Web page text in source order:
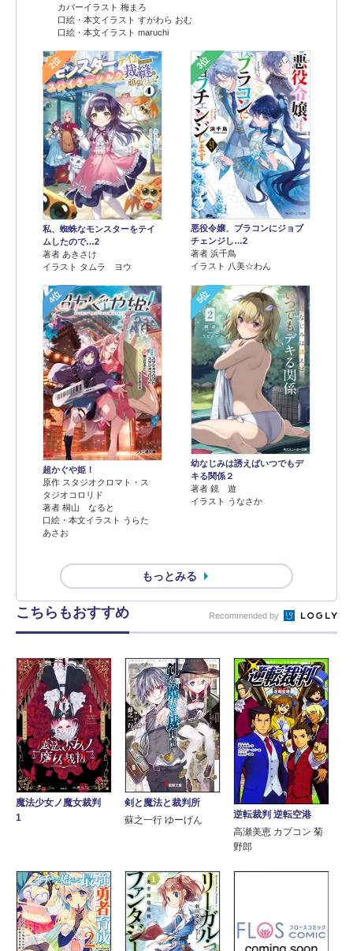
カバーイラスト 梅まろ
口絵・本文イラスト すがわら おむ
口絵・本文イラスト maruchi
2位
私、蜘蛛なモンスターをテイ
ムしたので…2
著者 あきさけ
イラスト タムラ ヨウ
3位
悪役令嬢、ブラコンにジョブ
チェンジし…2
著者 浜千鳥
イラスト 八美☆わん
4位
超かぐや姫！
原作 スタジオクロマト・ス
タジオコロリド
著者 桐山 なると
口絵・本文イラスト うらた
あさお
5位
幼なじみは誘えばいつでもデ
キる関係２
著者 鏡 遊
イラスト うなさか
もっとみる
こちらもおすすめ Recommended by
魔法少女ノ魔女裁判
1
剣と魔法と裁判所
蘇之一行 ゆーげん
逆転裁判 逆転空港
高瀬美恵 カプコン 菊
野郎